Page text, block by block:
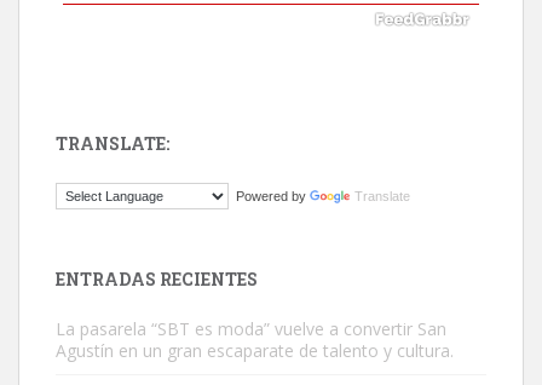
El ayuntamiento se va a llevar a Los Gatos callejeros de la zona los
TRANSLATE:
Powered by Translate
ENTRADAS RECIENTES
La pasarela “SBT es moda” vuelve a convertir San
Agustín en un gran escaparate de talento y cultura.